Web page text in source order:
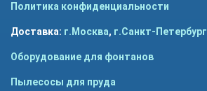
Политика конфиденциальности
Доставка: г.Москва, г.Санкт-Петербург
Оборудование для фонтанов
Пылесосы для пруда